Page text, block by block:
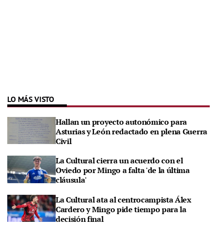
LO MÁS VISTO
Hallan un proyecto autonómico para
Asturias y León redactado en plena Guerra
Civil
La Cultural cierra un acuerdo con el
Oviedo por Mingo a falta 'de la última
cláusula'
La Cultural ata al centrocampista Álex
Cardero y Mingo pide tiempo para la
decisión final